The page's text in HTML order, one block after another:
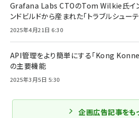
Grafana Labs CTOのTom Wilkie氏イン
ンドビルドから産まれた「トラブルシュー
2025年4月21日 6:30
API管理をより簡単にする「Kong
の主要機能
2025年3月5日 5:30
企画広告記事をも